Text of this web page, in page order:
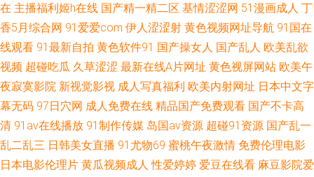
在 主播福利姬h在线 国产精一精二区 基情涩涩网 51漫画成人 丁
香5月综合网 91爱爱com 伊人涩涩射 黄色视频网址导航 91国在
线观看 91最新自拍 黄色软件91 国产操女人 国产乱人 欧美乱欲
视频 超碰吃瓜 久草涩涩 最新在线A片网址 黄色视屏网站 欧美午
夜寂寞影院 新视觉影视 成人写真福利 欧美内射网址 日本中文字
幕无码 97日穴网 成人免费在线 精品国产免费观看 国产不卡高
清 91av在线播放 91制作传媒 岛国av资源 超碰91资源 国产乱一
乱二乱三 日韩美女直播 91尤物69 蜜桃午夜激情 免费伦理电影
日本电影伦理片 黄瓜视频成人 性爱婷婷 爱豆在线看 麻豆影院爱